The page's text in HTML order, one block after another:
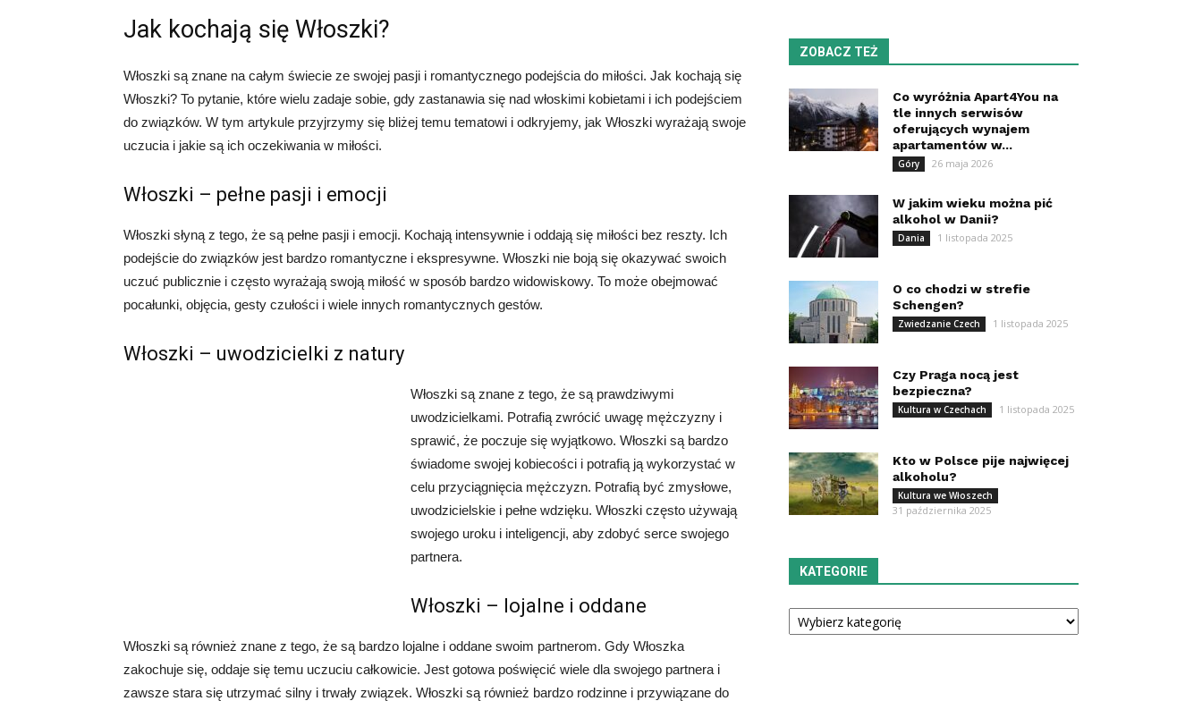
Jak kochają się Włoszki?
Włoszki są znane na całym świecie ze swojej pasji i romantycznego podejścia do miłości. Jak kochają się
Włoszki? To pytanie, które wielu zadaje sobie, gdy zastanawia się nad włoskimi kobietami i ich podejściem
do związków. W tym artykule przyjrzymy się bliżej temu tematowi i odkryjemy, jak Włoszki wyrażają swoje
uczucia i jakie są ich oczekiwania w miłości.
Włoszki – pełne pasji i emocji
Włoszki słyną z tego, że są pełne pasji i emocji. Kochają intensywnie i oddają się miłości bez reszty. Ich
podejście do związków jest bardzo romantyczne i ekspresywne. Włoszki nie boją się okazywać swoich
uczuć publicznie i często wyrażają swoją miłość w sposób bardzo widowiskowy. To może obejmować
pocałunki, objęcia, gesty czułości i wiele innych romantycznych gestów.
Włoszki – uwodzicielki z natury
Włoszki są znane z tego, że są prawdziwymi
uwodzicielkami. Potrafią zwrócić uwagę mężczyzny i
sprawić, że poczuje się wyjątkowo. Włoszki są bardzo
świadome swojej kobiecości i potrafią ją wykorzystać w
celu przyciągnięcia mężczyzn. Potrafią być zmysłowe,
uwodzicielskie i pełne wdzięku. Włoszki często używają
swojego uroku i inteligencji, aby zdobyć serce swojego
partnera.
Włoszki – lojalne i oddane
Włoszki są również znane z tego, że są bardzo lojalne i oddane swoim partnerom. Gdy Włoszka
zakochuje się, oddaje się temu uczuciu całkowicie. Jest gotowa poświęcić wiele dla swojego partnera i
zawsze stara się utrzymać silny i trwały związek. Włoszki są również bardzo rodzinne i przywiązane do
ZOBACZ TEŻ
Co wyróżnia Apart4You na
tle innych serwisów
oferujących wynajem
apartamentów w...
Góry 26 maja 2026
W jakim wieku można pić
alkohol w Danii?
Dania 1 listopada 2025
O co chodzi w strefie
Schengen?
Zwiedzanie Czech 1 listopada 2025
Czy Praga nocą jest
bezpieczna?
Kultura w Czechach 1 listopada 2025
Kto w Polsce pije najwięcej
alkoholu?
Kultura we Włoszech
31 października 2025
KATEGORIE
Kategorie